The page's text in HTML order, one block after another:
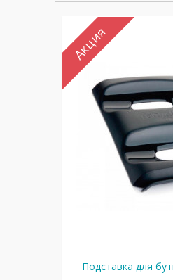
Акция
Подставка для